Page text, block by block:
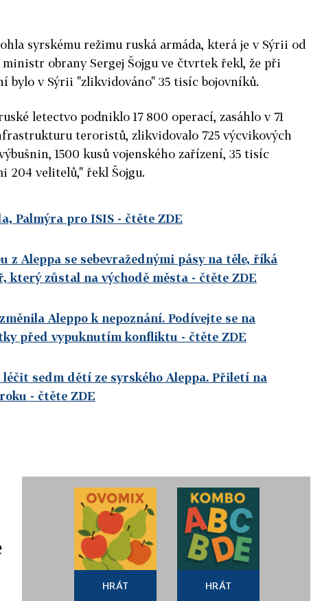
syrskému režimu ruská armáda, která je v Sýrii od
obrany Sergej Šojgu ve čtvrtek řekl, že při
bylo v Sýrii "zlikvidováno" 35 tisíc bojovníků.
letectvo podniklo 17 800 operací, zasáhlo v 71
teroristů, zlikvidovalo 725 výcvikových
1500 kusů vojenského zařízení, 35 tisíc
204 velitelů," řekl Šojgu.
Palmýra pro ISIS - čtěte ZDE
z Aleppa se sebevražednými pásy na těle, říká
který zůstal na východě města - čtěte ZDE
Aleppo k nepoznání. Podívejte se na
před vypuknutím konfliktu - čtěte ZDE
léčit sedm dětí ze syrského Aleppa. Přiletí na
- čtěte ZDE
HRÁT HRÁT